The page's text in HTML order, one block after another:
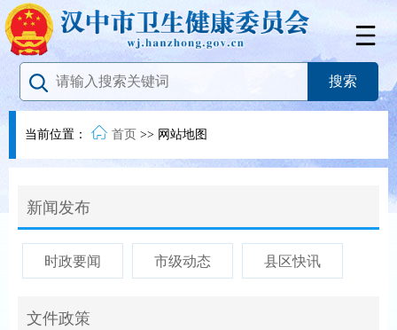
当前位置： 首页 >> 网站地图
新闻发布
时政要闻 市级动态 县区快讯
文件政策